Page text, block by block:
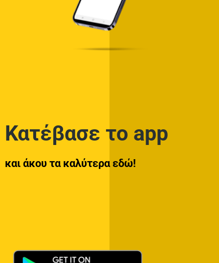
Κατέβασε το app
και άκου τα καλύτερα εδώ!